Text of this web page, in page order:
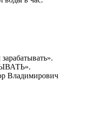
Владимирович